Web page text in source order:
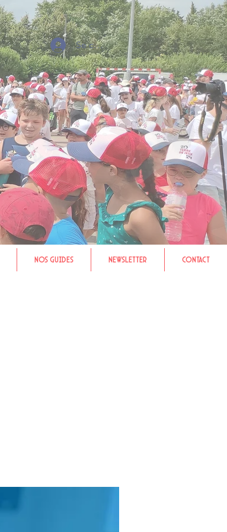
Se connecter
Nos Guides NEWSLETTER Contact